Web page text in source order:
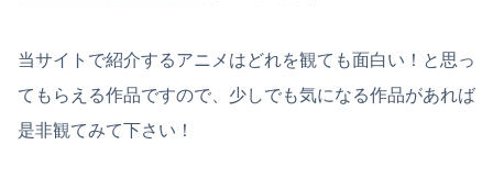
当サイトで紹介するアニメはどれを観ても面白い！と思っ
てもらえる作品ですので、少しでも気になる作品があれば
是非観てみて下さい！